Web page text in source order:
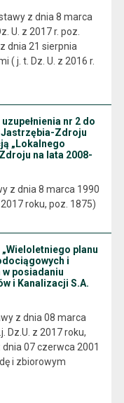
z dnia 8 marca
U. z 2017 r. poz.
dnia 21 sierpnia
( j. t. Dz. U. z 2016 r.
nr 2 do
Jastrzębia-Zdroju
„Lokalnego
na lata 2008-
z dnia 8 marca 1990
roku, poz. 1875)
planu
i
posiadaniu
i Kanalizacji S.A.
z dnia 08 marca
Dz.U. z 2017 roku,
07 czerwca 2001
i zbiorowym